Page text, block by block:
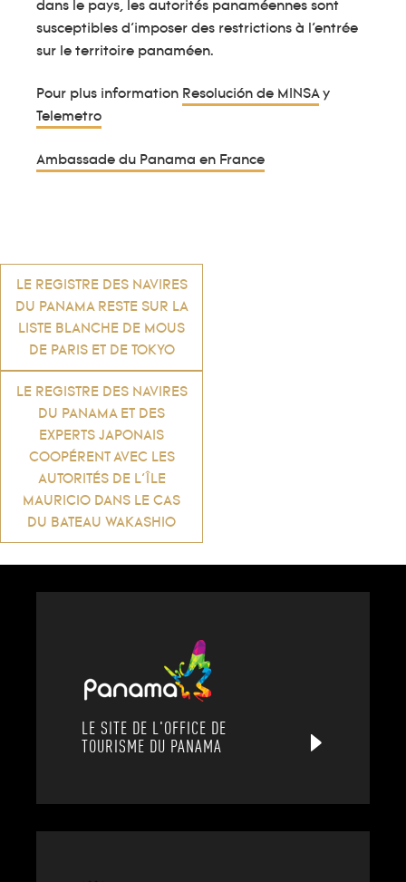
dans le pays, les autorités panaméennes sont
susceptibles d’imposer des restrictions à l’entrée
sur le territoire panaméen.
Pour plus information Resolución de MINSAy
Telemetro
Ambassade du Panama en France
Navigation
de
l’article
LE REGISTRE DES NAVIRES
DU PANAMA RESTE SUR LA
LISTE BLANCHE DE MOUS
DE PARIS ET DE TOKYO
LE REGISTRE DES NAVIRES
DU PANAMA ET DES
EXPERTS JAPONAIS
COOPÉRENT AVEC LES
AUTORITÉS DE L’ÎLE
MAURICIO DANS LE CAS
DU BATEAU WAKASHIO
LE SITE DE L'OFFICE DE
TOURISME DU PANAMA